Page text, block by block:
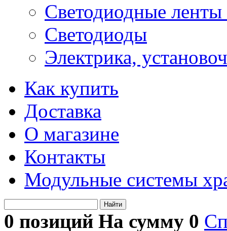
Светодиодные
Светодиоды
Электрика,
Как купить
Доставка
О магазине
Контакты
Модульные системы
Найти
0 позиций На сумму 0